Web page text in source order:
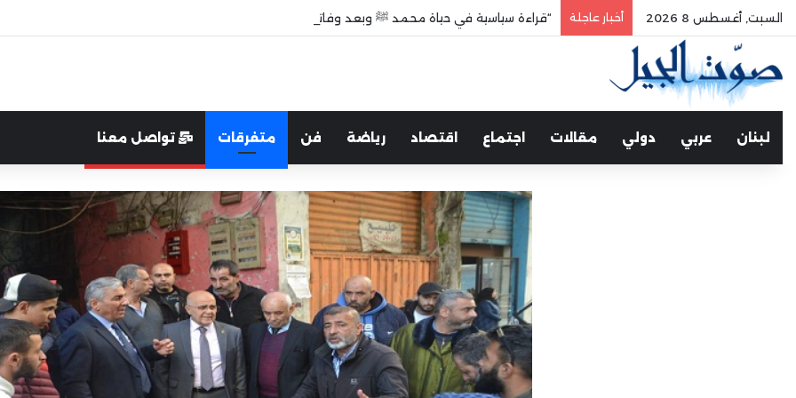
السبت, أغسطس 8 2026 أخبار عاجلة “قراءة سياسية في حياة محمد ﷺ وبعد وفاته”
لبنان عربي دولي مقالات اجتماع اقتصاد رياضة فن متفرقات تواصل معنا